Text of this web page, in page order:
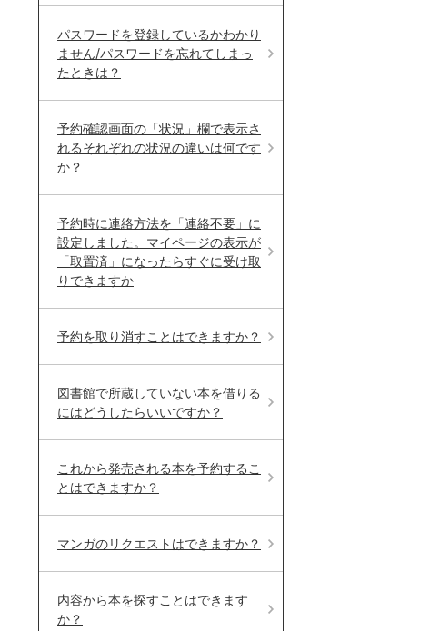
パスワードを登録しているかわかり
ません/パスワードを忘れてしまっ
たときは？
予約確認画面の「状況」欄で表示さ
れるそれぞれの状況の違いは何です
か？
予約時に連絡方法を「連絡不要」に
設定しました。マイページの表示が
「取置済」になったらすぐに受け取
りできますか
予約を取り消すことはできますか？
図書館で所蔵していない本を借りる
にはどうしたらいいですか？
これから発売される本を予約するこ
とはできますか？
マンガのリクエストはできますか？
内容から本を探すことはできます
か？